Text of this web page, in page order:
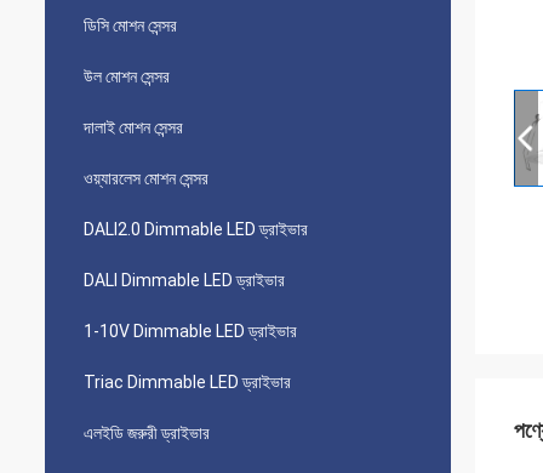
ডিসি মোশন সেন্সর
উল মোশন সেন্সর
দালাই মোশন সেন্সর
ওয়্যারলেস মোশন সেন্সর
DALI2.0 Dimmable LED ড্রাইভার
DALI Dimmable LED ড্রাইভার
1-10V Dimmable LED ড্রাইভার
Triac Dimmable LED ড্রাইভার
এলইডি জরুরী ড্রাইভার